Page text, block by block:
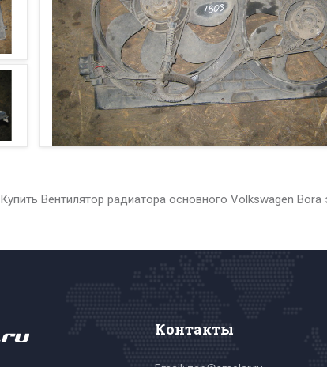
Купить Вентилятор радиатора основного Volkswagen
Контакты